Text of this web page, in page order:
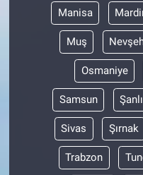
Manisa
Muş
Osmaniye
Samsun
Sivas Şırnak
Trabzon